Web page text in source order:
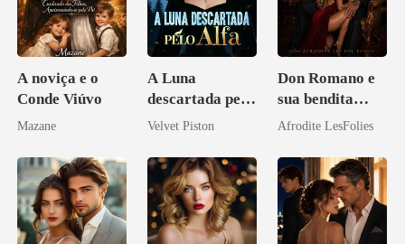
A noviça e o
Conde Viúvo
Mazane
A Luna
descartada pelo
Alfa
Velvet Piston
Don Romano e
sua bendita
ruína
Afrodite LesFolies